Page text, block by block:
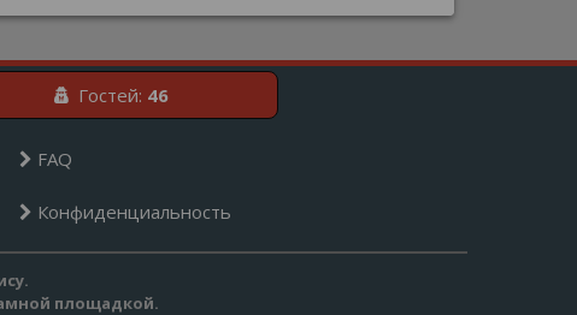
Гостей: 46
FAQ
Конфиденциальность
площадкой.